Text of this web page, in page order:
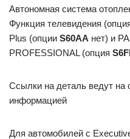
Автономная система
Функция телевидения
Plus (опции S60AA нет) и
PROFESSIONAL (опция
Ссылки на деталь ведут на
информацией
Для автомобилей с